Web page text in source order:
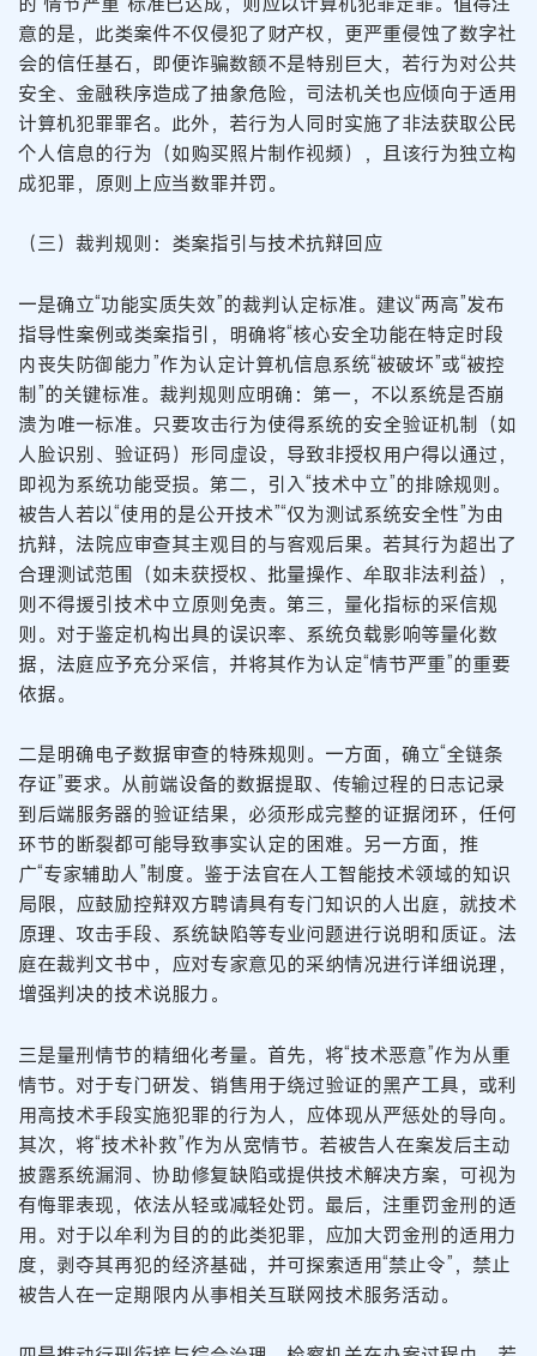
意的是，此类案件不仅侵犯了财产权，更严重侵蚀了数字社
会的信任基石，即便诈骗数额不是特别巨大，若行为对公共
安全、金融秩序造成了抽象危险，司法机关也应倾向于适用
计算机犯罪罪名。此外，若行为人同时实施了非法获取公民
个人信息的行为（如购买照片制作视频），且该行为独立构
成犯罪，原则上应当数罪并罚。
（三）裁判规则：类案指引与技术抗辩回应
一是确立“功能实质失效”的裁判认定标准。建议“两高”发布
指导性案例或类案指引，明确将“核心安全功能在特定时段
内丧失防御能力”作为认定计算机信息系统“被破坏”或“被控
制”的关键标准。裁判规则应明确：第一，不以系统是否崩
溃为唯一标准。只要攻击行为使得系统的安全验证机制（如
人脸识别、验证码）形同虚设，导致非授权用户得以通过，
即视为系统功能受损。第二，引入“技术中立”的排除规则。
被告人若以“使用的是公开技术”“仅为测试系统安全性”为由
抗辩，法院应审查其主观目的与客观后果。若其行为超出了
合理测试范围（如未获授权、批量操作、牟取非法利益），
则不得援引技术中立原则免责。第三，量化指标的采信规
则。对于鉴定机构出具的误识率、系统负载影响等量化数
据，法庭应予充分采信，并将其作为认定“情节严重”的重要
依据。
二是明确电子数据审查的特殊规则。一方面，确立“全链条
存证”要求。从前端设备的数据提取、传输过程的日志记录
到后端服务器的验证结果，必须形成完整的证据闭环，任何
环节的断裂都可能导致事实认定的困难。另一方面，推
广“专家辅助人”制度。鉴于法官在人工智能技术领域的知识
局限，应鼓励控辩双方聘请具有专门知识的人出庭，就技术
原理、攻击手段、系统缺陷等专业问题进行说明和质证。法
庭在裁判文书中，应对专家意见的采纳情况进行详细说理，
增强判决的技术说服力。
三是量刑情节的精细化考量。首先，将“技术恶意”作为从重
情节。对于专门研发、销售用于绕过验证的黑产工具，或利
用高技术手段实施犯罪的行为人，应体现从严惩处的导向。
其次，将“技术补救”作为从宽情节。若被告人在案发后主动
披露系统漏洞、协助修复缺陷或提供技术解决方案，可视为
有悔罪表现，依法从轻或减轻处罚。最后，注重罚金刑的适
用。对于以牟利为目的的此类犯罪，应加大罚金刑的适用力
度，剥夺其再犯的经济基础，并可探索适用“禁止令”，禁止
被告人在一定期限内从事相关互联网技术服务活动。